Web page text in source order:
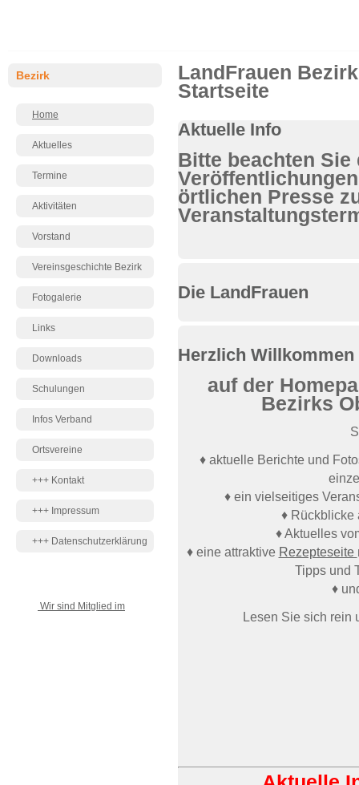
Bezirk
Home
Aktuelles
Termine
Aktivitäten
Vorstand
Vereinsgeschichte Bezirk
Fotogalerie
Links
Downloads
Schulungen
Infos Verband
Ortsvereine
+++ Kontakt
+++ Impressum
+++ Datenschutzerklärung
Wir sind Mitglied im
LandFrauen
Startseite
Aktuelle Info
Bitte beachten Sie
örtlichen Presse
Die LandFrauen
Herzlich Willkommen
auf der
Bezirks
♦ aktuelle Berichte und
♦ ein vielseitiges
♦ Rückblicke
♦ Aktuelles
♦ eine attraktive Rezepteseite
Tipps und
♦
Lesen Sie sich rein